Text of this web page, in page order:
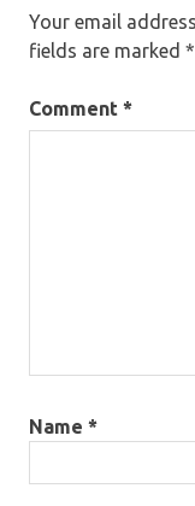
Your email
fields are marked *
Comment *
Name *